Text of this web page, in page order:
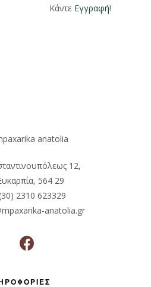
Κάντε Εγγραφή!
12,
564 29
2310 623329
anatolia.gr